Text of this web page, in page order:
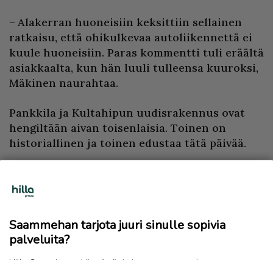
– Alakerran huoneisiin keksittiin sellainen
ratkaisu, että ohikulkevaa autoliikennettä ei
kuule huoneisiin. Paras kommentti tuli eräältä
asiakkaalta, kun hän luuli tulleensa kuuroksi,
Mäkinen naurahtaa.
Pankkila ja Kultahipun uudisrakennus ovat
hengiltään aivan toisenlaisia. Toinen on
historiallinen ja toinen edustaa tätä päivää.
rakennuksia onnistuneina. Pankkila on
rakennus kyläkuvassa on nyt saanut hirveästi
jatkoaikaa elämälleen. Minun tietojeni
mukaan näitä pankin mallitaloja ei ole
Saammehan tarjota juuri sinulle sopivia
palveluita?